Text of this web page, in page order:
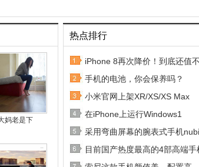
妈老是下
热点排行
iPhone 8再次降价！到底还值不
手机的电池，你会保养吗？
小米官网上架XR/XS/XS Max
在iPhone上运行Windows1
采用弯曲屏幕的腕表式手机
目前国产热度最高的4部高端手